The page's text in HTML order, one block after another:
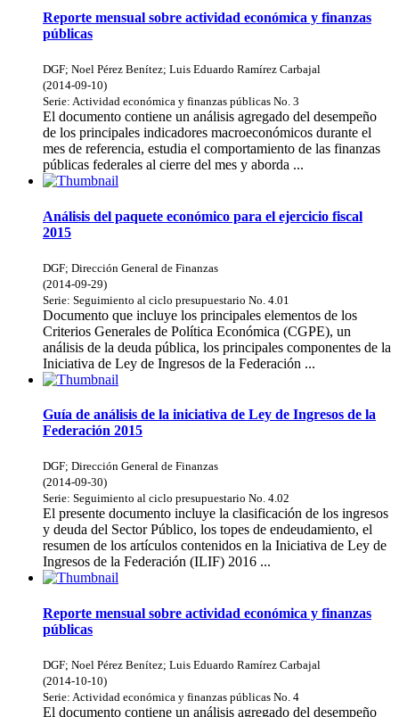
Reporte mensual sobre actividad económica y finanzas
públicas
DGF; Noel Pérez Benítez; Luis Eduardo Ramírez Carbajal
(2014-09-10)
Serie: Actividad económica y finanzas públicas No. 3
El documento contiene un análisis agregado del desempeño
de los principales indicadores macroeconómicos durante el
mes de referencia, estudia el comportamiento de las finanzas
públicas federales al cierre del mes y aborda ...
Análisis del paquete económico para el ejercicio fiscal
2015
DGF; Dirección General de Finanzas
(2014-09-29)
Serie: Seguimiento al ciclo presupuestario No. 4.01
Documento que incluye los principales elementos de los
Criterios Generales de Política Económica (CGPE), un
análisis de la deuda pública, los principales componentes de la
Iniciativa de Ley de Ingresos de la Federación ...
Guía de análisis de la iniciativa de Ley de Ingresos de la
Federación 2015
DGF; Dirección General de Finanzas
(2014-09-30)
Serie: Seguimiento al ciclo presupuestario No. 4.02
El presente documento incluye la clasificación de los ingresos
y deuda del Sector Público, los topes de endeudamiento, el
resumen de los artículos contenidos en la Iniciativa de Ley de
Ingresos de la Federación (ILIF) 2016 ...
Reporte mensual sobre actividad económica y finanzas
públicas
DGF; Noel Pérez Benítez; Luis Eduardo Ramírez Carbajal
(2014-10-10)
Serie: Actividad económica y finanzas públicas No. 4
El documento contiene un análisis agregado del desempeño